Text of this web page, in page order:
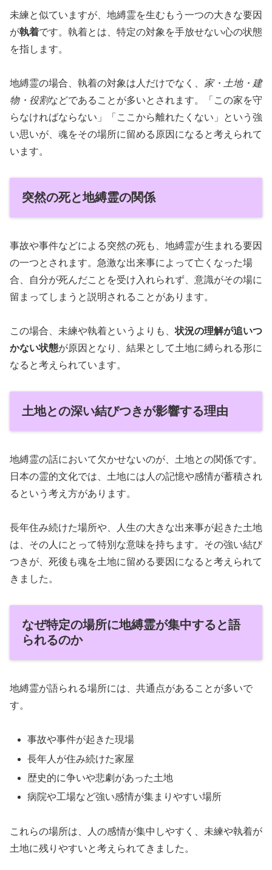
未練と似ていますが、地縛霊を生むもう一つの大きな要因
が執着です。執着とは、特定の対象を手放せない心の状態
を指します。
地縛霊の場合、執着の対象は人だけでなく、 家・土地・建
物・役割などであることが多いとされます。「この家を守
らなければならない」「ここから離れたくない」という強
い思いが、魂をその場所に留める原因になると考えられて
います。
突然の死と地縛霊の関係
事故や事件などによる突然の死も、地縛霊が生まれる要因
の一つとされます。急激な出来事によって亡くなった場
合、自分が死んだことを受け入れられず、意識がその場に
留まってしまうと説明されることがあります。
この場合、未練や執着というよりも、状況の理解が追いつ
かない状態が原因となり、結果として土地に縛られる形に
なると考えられています。
土地との深い結びつきが影響する理由
地縛霊の話において欠かせないのが、土地との関係です。
日本の霊的文化では、土地には人の記憶や感情が蓄積され
るという考え方があります。
長年住み続けた場所や、人生の大きな出来事が起きた土地
は、その人にとって特別な意味を持ちます。その強い結び
つきが、死後も魂を土地に留める要因になると考えられて
きました。
なぜ特定の場所に地縛霊が集中すると語
られるのか
地縛霊が語られる場所には、共通点があることが多いで
す。
事故や事件が起きた現場
長年人が住み続けた家屋
歴史的に争いや悲劇があった土地
病院や工場など強い感情が集まりやすい場所
これらの場所は、人の感情が集中しやすく、未練や執着が
土地に残りやすいと考えられてきました。